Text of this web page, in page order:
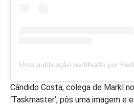
Cândido Costa, colega de Markl
‘Taskmaster’, pôs uma imagem e